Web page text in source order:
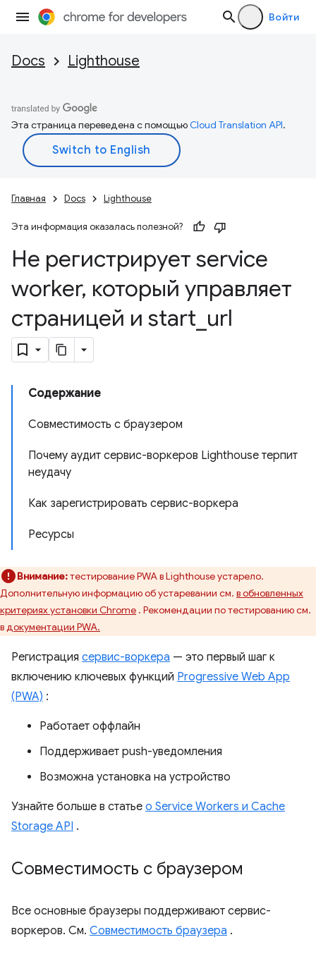
Войти
Docs Lighthouse
Эта страница переведена с помощьюCloud Translation API.
Главная Docs Lighthouse
Эта информация оказалась полезной?
Не регистрирует service
worker, который управляет
страницей и start url
Содержание
Совместимость с браузером
Почему аудит сервис-воркеров Lighthouse терпит
неудачу
Как зарегистрировать сервис-воркера
Ресурсы
Внимание:тестирование PWA в Lighthouse устарело.
Дополнительную информацию об устаревании см. в обновленных
критериях установки Chrome . Рекомендации по тестированию см.
вдокументации PWA.
Регистрация сервис-воркера — это первый шаг к
включению ключевых функций Progressive Web App
(PWA) :
Работает оффлайн
Поддерживает push-уведомления
Возможна установка на устройство
Узнайте больше в статье о Service Workers и Cache
Storage API .
Совместимость с браузером
Все основные браузеры поддерживают сервис-
воркеров. См. Совместимость браузера .